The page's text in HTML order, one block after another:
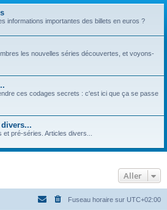
informations importantes des billets en euros ?
les nouvelles séries découvertes, et voyons-
ces codages secrets : c'est ici que ça se passe
et pré-séries. Articles divers...
Aller
Fuseau horaire sur UTC+02:00